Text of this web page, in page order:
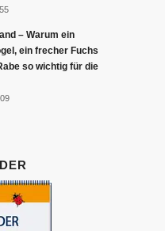
– Warum ein
ein frecher Fuchs
so wichtig für die